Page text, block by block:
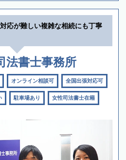
応が難しい複雑な相続にも丁寧
法書士事務所
オンライン相談可 全国出張対応可
駐車場あり 女性司法書士在籍